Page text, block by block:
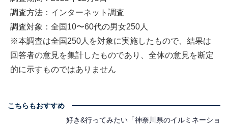
調査方法：インターネット調査
調査対象：全国10〜60代の男女250人
※本調査は全国250人を対象に実施したもので、結果は
回答者の意見を集計したものであり、全体の意見を断定
的に示すものではありません
こちらもおすすめ
好き&行ってみたい「神奈川県のイルミネーショ